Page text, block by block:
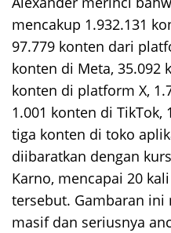
mencakup 1.932.131
97.779 konten dari
konten di Meta, 35.092
konten di platform X,
1.001 konten di TikTok,
tiga konten di toko
diibaratkan dengan
Karno, mencapai 20
tersebut. Gambaran ini
masif dan seriusnya